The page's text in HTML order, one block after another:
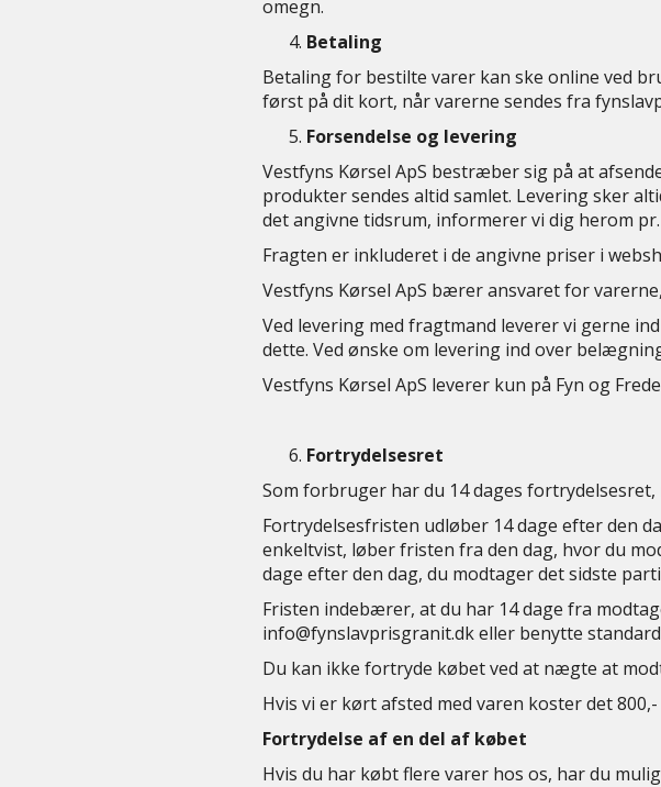
omegn.
Betaling
Betaling for bestilte varer kan ske online ved
først på dit kort, når varerne sendes fra
Forsendelse og levering
Vestfyns Kørsel ApS bestræber sig på at
produkter sendes altid samlet. Levering sker
det angivne tidsrum, informerer vi dig herom pr.
Fragten er inkluderet i de angivne priser i
Vestfyns Kørsel ApS bærer ansvaret for
Ved levering med fragtmand leverer vi gerne
dette. Ved ønske om levering ind over
Vestfyns Kørsel ApS leverer kun på Fyn og
Fortrydelsesret
Som forbruger har du 14 dages fortrydelsesret,
Fortrydelsesfristen udløber 14 dage efter den
enkeltvist, løber fristen fra den dag, hvor du
dage efter den dag, du modtager det sidste
Fristen indebærer, at du har 14 dage fra
info@fynslavprisgranit.dk eller benytte
Du kan ikke fortryde købet ved at nægte at
Hvis vi er kørt afsted med varen koster det
Fortrydelse af en del af købet
Hvis du har købt flere varer hos os, har du